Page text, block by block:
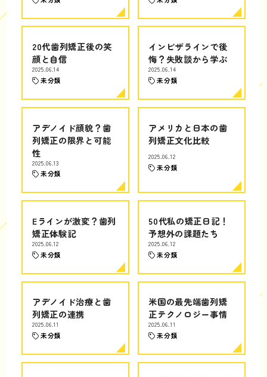
20代歯列矯正後の笑
顔と自信
2025.06.14
未分類
インビザラインで後
悔？失敗談から学ぶ
2025.06.14
未分類
アデノイド顔貌？歯
列矯正の限界と可能
性
2025.06.13
未分類
アメリカと日本の歯
列矯正文化比較
2025.06.12
未分類
Eラインが激変？歯列
矯正体験記
2025.06.12
未分類
50代私の矯正日記！
予想外の課題たち
2025.06.12
未分類
アデノイド治療と歯
列矯正の連携
2025.06.11
未分類
米国の最先端歯列矯
正テクノロジー事情
2025.06.11
未分類